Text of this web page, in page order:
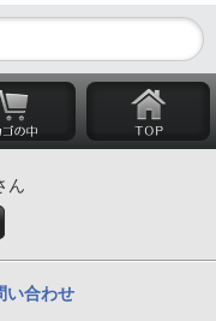
ん
い合わせ